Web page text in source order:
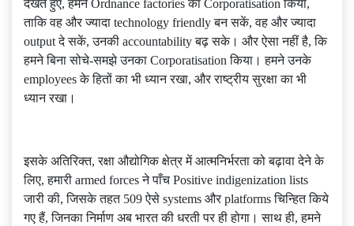
देखते हुए, हमने Ordnance factories का Corporatisation किया,
ताकि वह और ज्यादा technology friendly बन सकें, वह और ज्यादा
output दे सकें, उनकी accountability बढ़ सके। और ऐसा नहीं है, कि
हमने बिना सोचे-समझे उनका Corporatisation किया। हमने उनके
employees के हितों का भी ध्यान रखा, और राष्ट्रीय सुरक्षा का भी
ध्यान रखा।
इसके अतिरिक्त, रक्षा औद्योगिक क्षेत्र में आत्मनिर्भरता को बढ़ावा देने के
लिए, हमारी armed forces ने पाँच Positive indigenization lists
जारी की, जिसके तहत 509 ऐसे systems और platforms चिन्हित किये
गए हैं, जिनका निर्माण अब भारत की धरती पर ही होगा। साथ ही, हमने